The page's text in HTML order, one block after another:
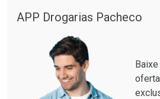
APP Drogarias Pacheco
Baixe